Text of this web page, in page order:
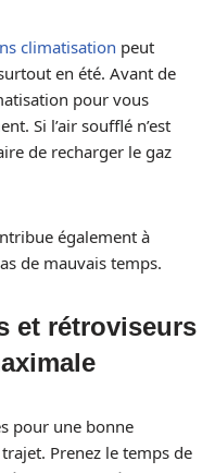
climatisation peut
en été. Avant de
pour vous
Si l’air soufflé n’est
de recharger le gaz
également à
de mauvais temps.
et rétroviseurs
pour une bonne
Prenez le temps de